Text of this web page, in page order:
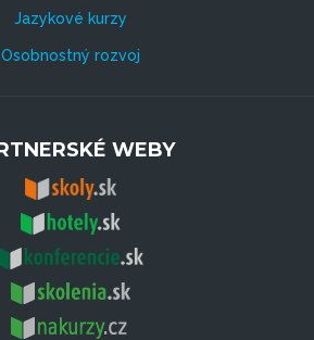
Jazykové kurzy
Osobnostný rozvoj
WEBY